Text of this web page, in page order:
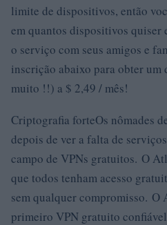
limite de dispositivos, então
em quantos dispositivos quiser
o serviço com seus amigos e
inscrição abaixo para obter um
muito !!) a $ 2,49 / mês!
Criptografia forteOs nômades
depois de ver a falta de
campo de VPNs gratuitos. O
que todos tenham acesso
sem qualquer compromisso. O
primeiro VPN gratuito